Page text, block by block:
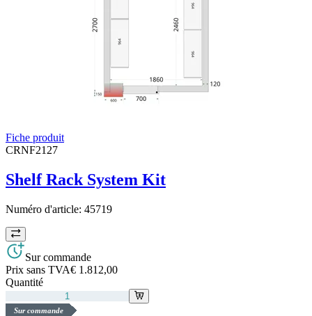
Fiche produit
CRNF2127
Shelf Rack System Kit
Numéro d'article: 45719
Sur commande
Prix sans TVA€ 1.812,00
Quantité
Sur commande